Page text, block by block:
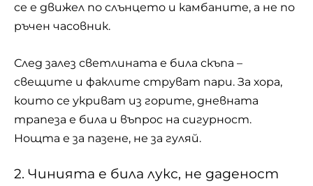
се е движел по слънцето и камбаните, а не по
ръчен часовник.
След залез светлината е била скъпа –
свещите и факлите струват пари. За хора,
които се укриват из горите, дневната
трапеза е била и въпрос на сигурност.
Нощта е за пазене, не за гуляй.
2. Чинията е била лукс, не даденост